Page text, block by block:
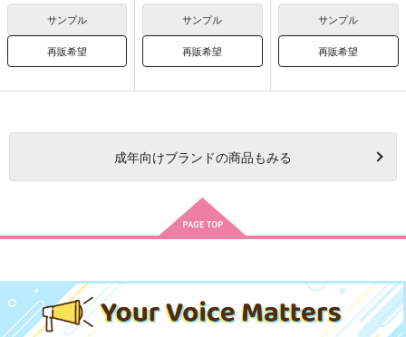
サンプル
再販希望
サンプル
再販希望
サンプル
再販希望
成年向けブランドの商品もみる